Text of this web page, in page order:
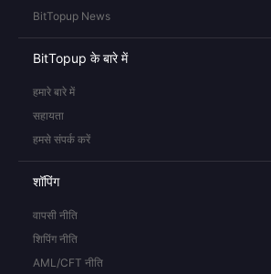
BitTopup News
BitTopup के बारे में
हमारे बारे में
सहायता
हमसे संपर्क करें
शॉपिंग
वापसी नीति
शिपिंग नीति
AML/CFT नीति